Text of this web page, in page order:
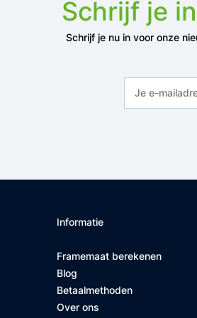
Schrijf je
Schrijf je nu in voor onze
Informatie
Framemaat berekenen
Blog
Betaalmethoden
Over ons